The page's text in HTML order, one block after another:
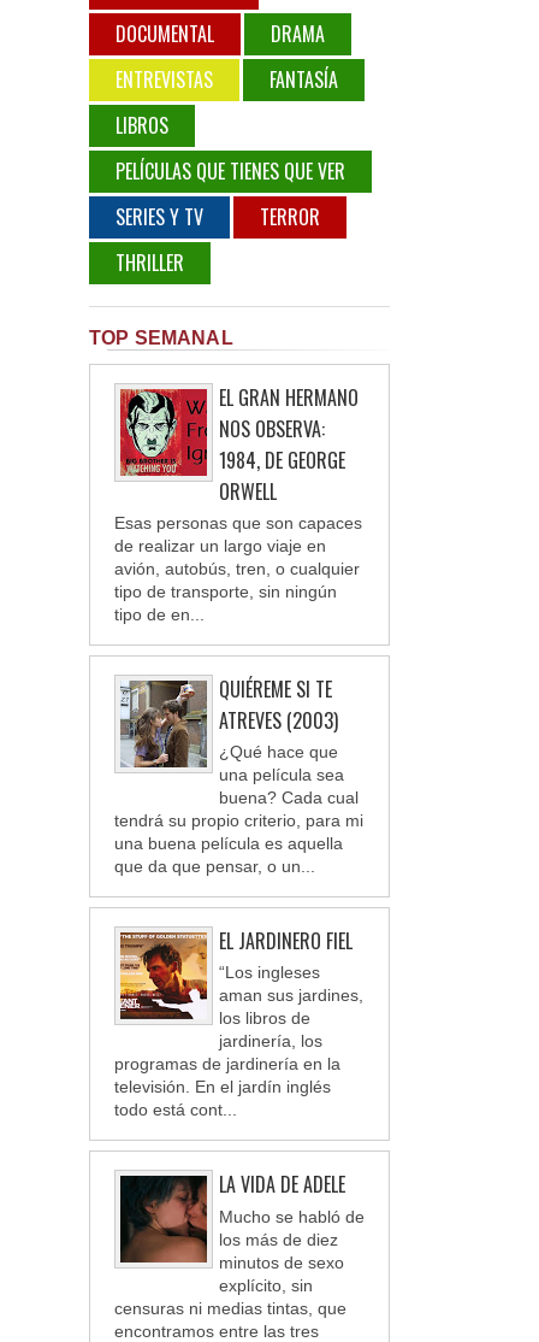
DOCUMENTAL
DRAMA
ENTREVISTAS
FANTASÍA
LIBROS
PELÍCULAS QUE TIENES QUE VER
SERIES Y TV
TERROR
THRILLER
TOP SEMANAL
EL GRAN HERMANO
NOS OBSERVA:
1984, DE GEORGE
ORWELL
Esas personas que son capaces
de realizar un largo viaje en
avión, autobús, tren, o cualquier
tipo de transporte, sin ningún
tipo de en...
QUIÉREME SI TE
ATREVES (2003)
¿Qué hace que
una película sea
buena? Cada cual
tendrá su propio criterio, para mi
una buena película es aquella
que da que pensar, o un...
EL JARDINERO FIEL
“Los ingleses
aman sus jardines,
los libros de
jardinería, los
programas de jardinería en la
televisión. En el jardín inglés
todo está cont...
LA VIDA DE ADELE
Mucho se habló de
los más de diez
minutos de sexo
explícito, sin
censuras ni medias tintas, que
encontramos entre las tres